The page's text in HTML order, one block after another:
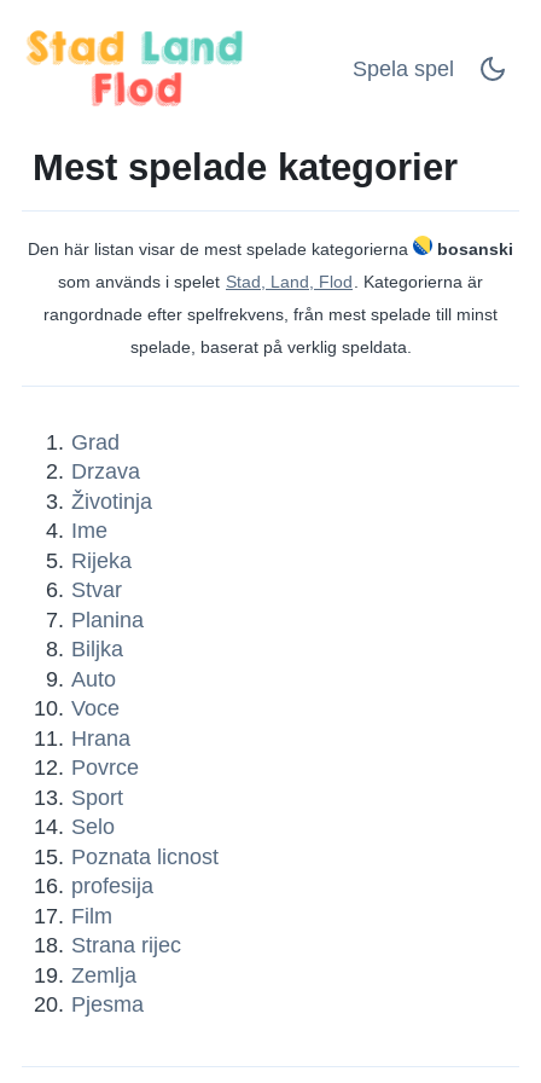
Spela spel
Mest spelade kategorier
Den här listan visar de mest spelade kategorierna
bosanski
som används i spelet Stad, Land, Flod
. Kategorierna är
rangordnade efter spelfrekvens, från mest spelade till minst
spelade, baserat på verklig speldata.
Grad
Drzava
Životinja
Ime
Rijeka
Stvar
Planina
Biljka
Auto
Voce
Hrana
Povrce
Sport
Selo
Poznata licnost
profesija
Film
Strana rijec
Zemlja
Pjesma